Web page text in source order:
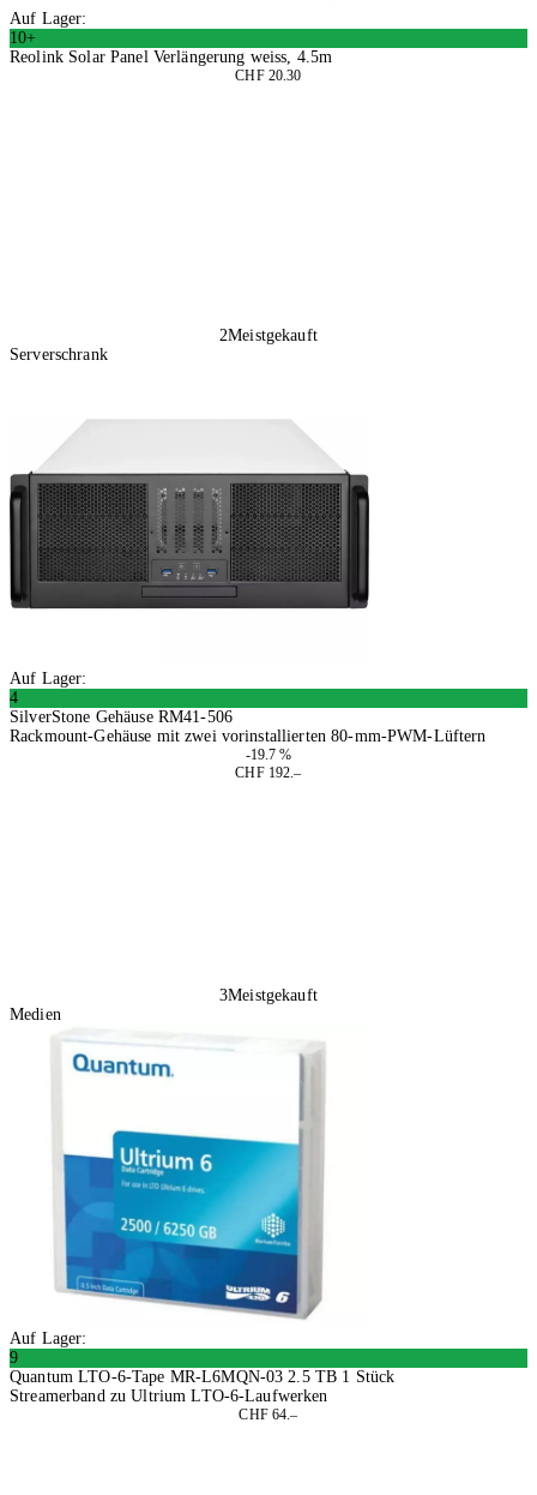
Auf Lager:
10+
Reolink Solar Panel Verlängerung weiss, 4.5m
CHF 20.30
2Meistgekauft
Serverschrank
Auf Lager:
4
SilverStone Gehäuse RM41-506
Rackmount-Gehäuse mit zwei vorinstallierten 80-mm-PWM-Lüftern
-19.7 %
CHF 192.–
3Meistgekauft
Medien
Auf Lager:
9
Quantum LTO-6-Tape MR-L6MQN-03 2.5 TB 1 Stück
Streamerband zu Ultrium LTO-6-Laufwerken
CHF 64.–